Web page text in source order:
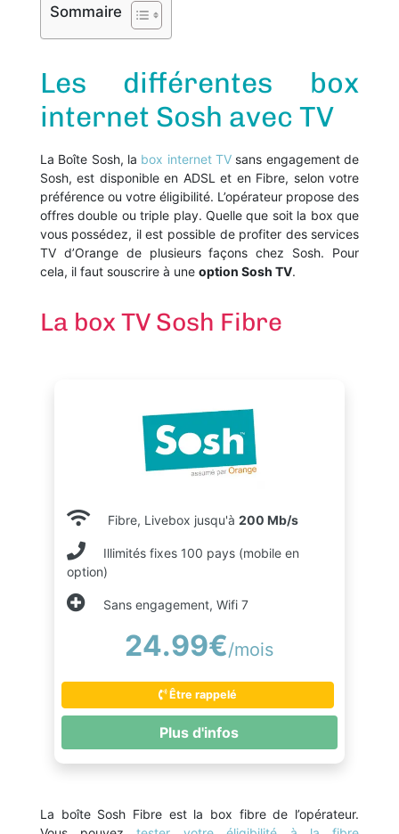
Sommaire
Les différentes box
internet Sosh avec TV
La Boîte Sosh, la box internet TV sans engagement de
Sosh, est disponible en ADSL et en Fibre, selon votre
préférence ou votre éligibilité. L’opérateur propose des
offres double ou triple play. Quelle que soit la box que
vous possédez, il est possible de profiter des services
TV d’Orange de plusieurs façons chez Sosh. Pour
cela, il faut souscrire à une option Sosh TV.
La box TV Sosh Fibre
Fibre, Livebox jusqu'à 200 Mb/s
Illimités fixes 100 pays (mobile en
option)
Sans engagement, Wifi 7
24.99€/mois
Être rappelé
Plus d'infos
La boîte Sosh Fibre est la box fibre de l’opérateur.